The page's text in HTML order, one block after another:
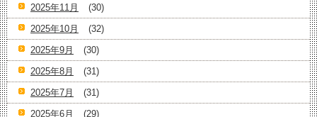
2025年11月
(30)
2025年10月
(32)
2025年9月
(30)
2025年8月
(31)
2025年7月
(31)
2025年6月
(29)